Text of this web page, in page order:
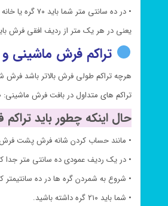
• در ده سانتی متر شما باید ۷۰ گره یا خانه بافت شده داشته باشید.
یعنی در هر یک متر از ردیف افقی فرش باید ۷۰۰ گره وجود داشته
تراکم فرش ماشینی
هرچه تراکم طولی فرش بالاتر باشد فرش
تراکم های متداول در بافت فرش ماشینی: ۲۱۰۰ – ۲۲۵۰- ۲۴۰۰ – ۲۵۵۰- ۳۰۰۰
حال اینکه چطور باید تراکم فرش ۲۱۰۰ را
• مانند حساب کردن شانه فرش پشت فرش
• در یک ردیف عمودی ده سانتی متر جدا
• شروع به شمردن گره ها در ده سانتیمتر
• شما باید ۲۱۰ گره داشته باشید.